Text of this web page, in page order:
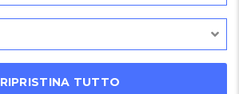
RIPRISTINA TUTTO